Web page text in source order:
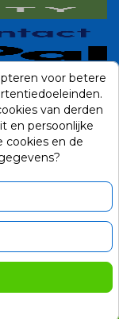
voor betere
van derden
en persoonlijke
cookies en de